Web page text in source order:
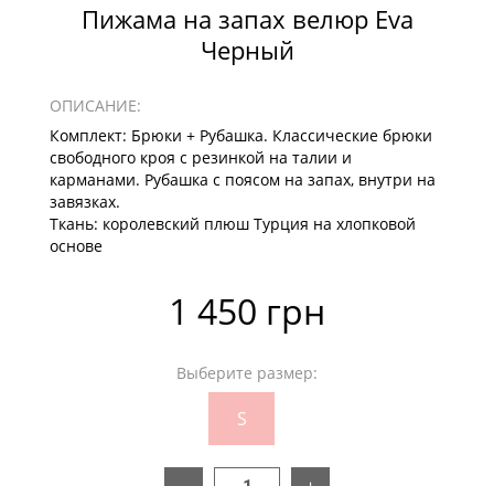
Пижама на запах велюр Eva
Черный
ОПИСАНИЕ:
Комплект: Брюки + Рубашка. Классические брюки
свободного кроя с резинкой на талии и
карманами. Рубашка с поясом на запах, внутри на
завязках.
Ткань: королевский плюш Турция на хлопковой
основе
1 450 грн
Выберите размер:
S